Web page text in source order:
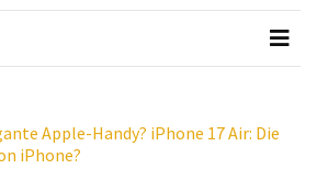
Apple-Handy? iPhone 17 Air: Die
iPhone?